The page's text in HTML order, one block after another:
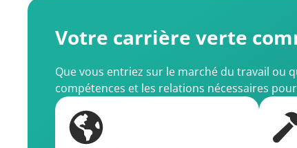
Votre carrière verte
Que vous entriez sur le marché du travail ou
compétences et les relations nécessaires pour